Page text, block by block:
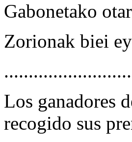
Gabonetako
Zorionak biei
Los ganadores
recogido sus